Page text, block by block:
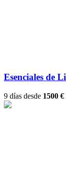
Esenciales de
9 días desde 1500 €